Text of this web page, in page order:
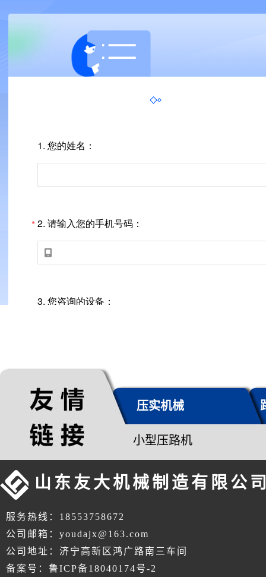
压实机械
小型压路机
山东友大机械制造有限公
服务热线：18553758672
公司邮箱：youdajx@163.com
公司地址：济宁高新区鸿广路南三车间
备案号：鲁ICP备18040174号-2